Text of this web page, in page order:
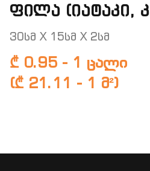
ფილა (იატაკი,
30სმ X 15სმ X 2სმ
₾ 0.95 - 1 ცალი
(₾ 21.11 - 1 მ²)